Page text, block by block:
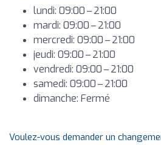
lundi: 09:00 – 21:00
mardi: 09:00 – 21:00
mercredi: 09:00 – 21:00
jeudi: 09:00 – 21:00
vendredi: 09:00 – 21:00
samedi: 09:00 – 21:00
dimanche: Fermé
Voulez-vous demander un